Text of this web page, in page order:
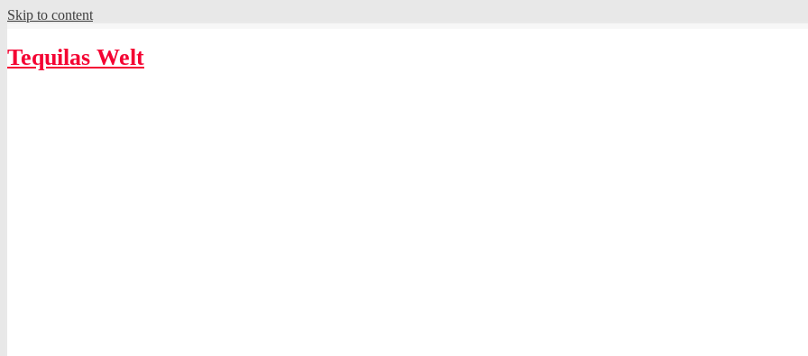
Skip to content
Tequilas Welt